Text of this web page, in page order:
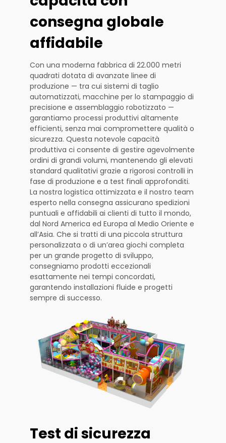
consegna globale
affidabile
Con una moderna fabbrica di 22.000 metri
quadrati dotata di avanzate linee di
produzione — tra cui sistemi di taglio
automatizzati, macchine per lo stampaggio di
precisione e assemblaggio robotizzato —
garantiamo processi produttivi altamente
efficienti, senza mai compromettere qualità o
sicurezza. Questa notevole capacità
produttiva ci consente di gestire agevolmente
ordini di grandi volumi, mantenendo gli elevati
standard qualitativi grazie a rigorosi controlli in
fase di produzione e a test finali approfonditi.
La nostra logistica ottimizzata e il nostro team
esperto nella consegna assicurano spedizioni
puntuali e affidabili ai clienti di tutto il mondo,
dal Nord America ed Europa al Medio Oriente e
all’Asia. Che si tratti di una piccola struttura
personalizzata o di un’area giochi completa
per un grande progetto di sviluppo,
consegniamo prodotti eccezionali
esattamente nei tempi concordati,
garantendo installazioni fluide e progetti
sempre di successo.
Test di sicurezza